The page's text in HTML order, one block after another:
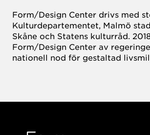
Form/Design Center drivs med
Kulturdepartementet, Malmö
Skåne och Statens kulturråd.
Form/Design Center av
nationell nod för gestaltad